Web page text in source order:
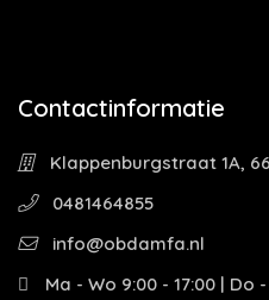
Contactinformatie
Klappenburgstraat 1A,
0481464855
info@obdamfa.nl
Ma - Wo 9:00 - 17:00 | Do